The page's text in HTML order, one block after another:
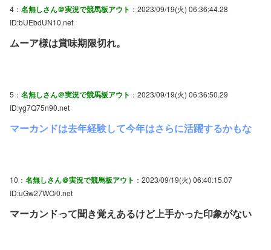
4： 名無しさん＠実況で競馬板アウト ：2023/09/19(火) 06:36:44.28
ID:bUEbdUN10.net
ムーア様は賞味期限切れ。
5： 名無しさん＠実況で競馬板アウト ：2023/09/19(火) 06:36:50.29
ID:yg7Q75n90.net
マーカンドは去年経験して今年はさらに活躍するかもな
10： 名無しさん＠実況で競馬板アウト ：2023/09/19(火) 06:40:15.07
ID:uGw27WO/0.net
マーカンドって聞き覚えあるけど上手かった印象がない